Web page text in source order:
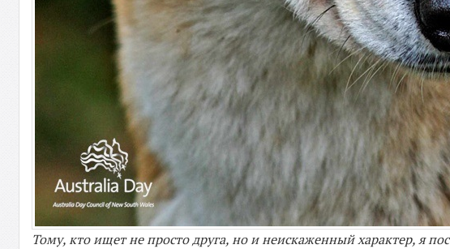
Тому, кто ищет не просто друга, но и неискаженный характер, я